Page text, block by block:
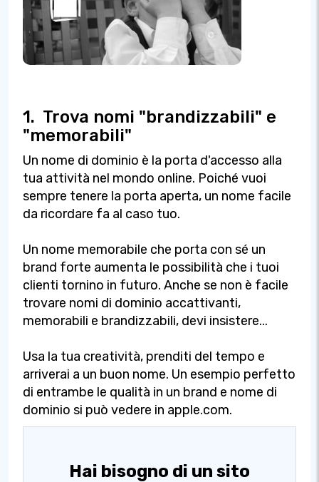
1. Trova nomi "brandizzabili" e
"memorabili"
Un nome di dominio è la porta d'accesso alla
tua attività nel mondo online. Poiché vuoi
sempre tenere la porta aperta, un nome facile
da ricordare fa al caso tuo.
Un nome memorabile che porta con sé un
brand forte aumenta le possibilità che i tuoi
clienti tornino in futuro. Anche se non è facile
trovare nomi di dominio accattivanti,
memorabili e brandizzabili, devi insistere...
Usa la tua creatività, prenditi del tempo e
arriverai a un buon nome. Un esempio perfetto
di entrambe le qualità in un brand e nome di
dominio si può vedere in apple.com.
Hai bisogno di un sito